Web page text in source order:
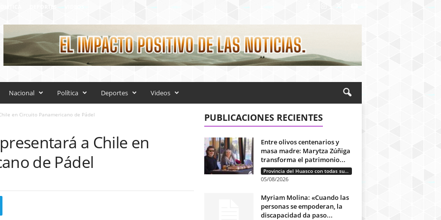
Nacional Política Deportes Videos
en Circuito Panamericano de Pádel
a Chile en
de Pádel
PUBLICACIONES RECIENTES
Entre olivos centenarios y
masa madre: Marytza Zúñiga
transforma el patrimonio...
Provincia del Huasco con todas sus letras: Historias que unen cultura, diversidad e identidad
05/08/2026
Myriam Molina: «Cuando las
personas se empoderan, la
discapacidad da paso...